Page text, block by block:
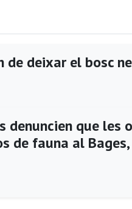
de deixar el bosc
que les
de fauna al